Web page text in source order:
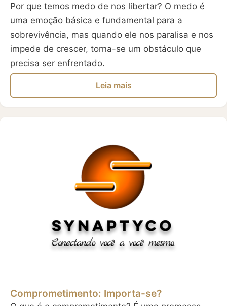
Por que temos medo de nos libertar? O medo é
uma emoção básica e fundamental para a
sobrevivência, mas quando ele nos paralisa e nos
impede de crescer, torna-se um obstáculo que
precisa ser enfrentado.
Leia mais
Comprometimento: Importa-se?